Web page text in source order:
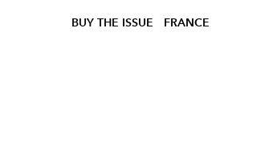
BUY THE ISSUE FRANCE